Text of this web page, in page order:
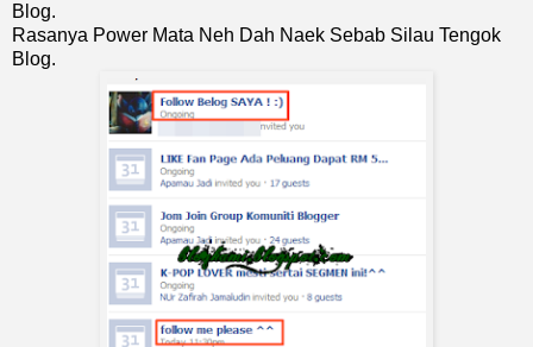
Blog.
Rasanya Power Mata Neh Dah Naek Sebab Silau Tengok
Blog.